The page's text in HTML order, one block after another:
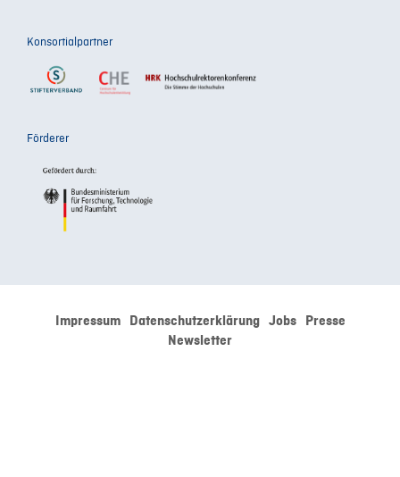
Konsortialpartner
Förderer
Impressum Datenschutzerklärung Jobs
Presse
Newsletter